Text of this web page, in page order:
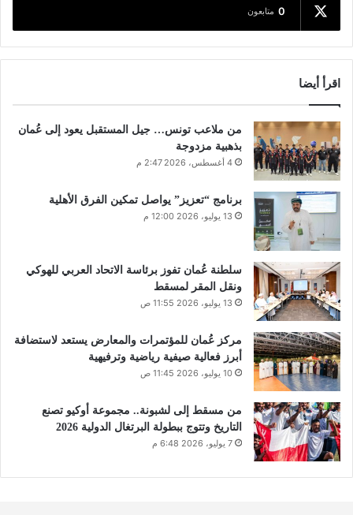
0 متابعون
اقرأ أيضا
من ملاعب تونس… جيل المستقبل يعود إلى عُمان
بذهبية مزدوجة
4 أغسطس، 2026 2:47 م
برنامج “تعزيز” يواصل تمكين الفرق الأهلية
13 يوليو، 2026 12:00 م
سلطنة عُمان تفوز برئاسة الاتحاد العربي للهوكي
ونقل المقر لمسقط
13 يوليو، 2026 11:55 ص
مركز عُمان للمؤتمرات والمعارض يستعد لاستضافة
أبرز فعالية صيفية رياضية وترفيهية
10 يوليو، 2026 11:45 ص
من مسقط إلى لشبونة.. مجموعة أوكيو تصنع
التاريخ وتتوج ببطولة البرتغال الدولية 2026
7 يوليو، 2026 6:48 م